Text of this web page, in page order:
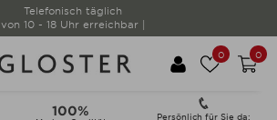
Telefonisch täglich
von 10 - 18 Uhr erreichbar |
0 0
100% Persönlich für Sie da: